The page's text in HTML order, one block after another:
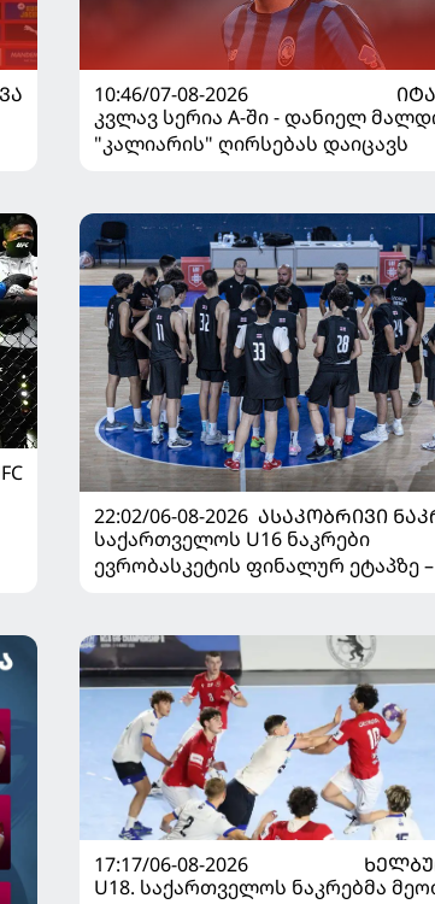
10:46/07-08-2026
კვლავ სერია A-ში - დანიელ
"კალიარის" ღირსებას დაიცავს
22:02/06-08-2026 ᲐᲡᲐᲙᲝᲑᲠᲘᲕᲘ
საქართველოს U16 ნაკრები
ევრობასკეტის ფინალურ ეტაპზე –
17:17/06-08-2026
U18. საქართველოს ნაკრებმა